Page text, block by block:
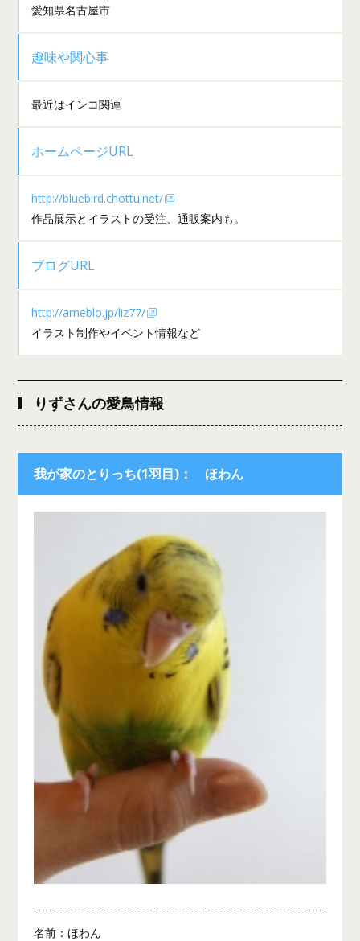
愛知県名古屋市
趣味や関心事
最近はインコ関連
ホームページURL
http://bluebird.chottu.net/
作品展示とイラストの受注、通販案内も。
ブログURL
http://ameblo.jp/liz77/
イラスト制作やイベント情報など
りずさんの愛鳥情報
我が家のとりっち(1羽目)： ほわん
名前：ほわん